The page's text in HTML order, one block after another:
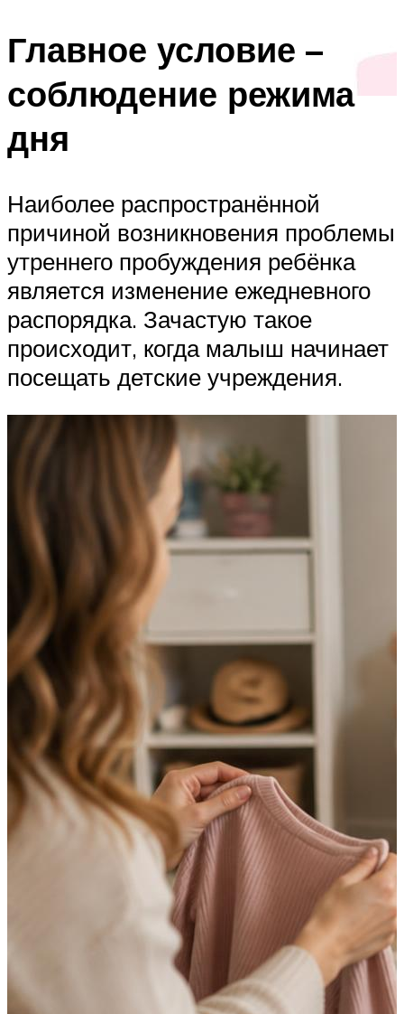
Главное условие –
соблюдение режима
дня
Наиболее распространённой
причиной возникновения проблемы
утреннего пробуждения ребёнка
является изменение ежедневного
распорядка. Зачастую такое
происходит, когда малыш начинает
посещать детские учреждения.